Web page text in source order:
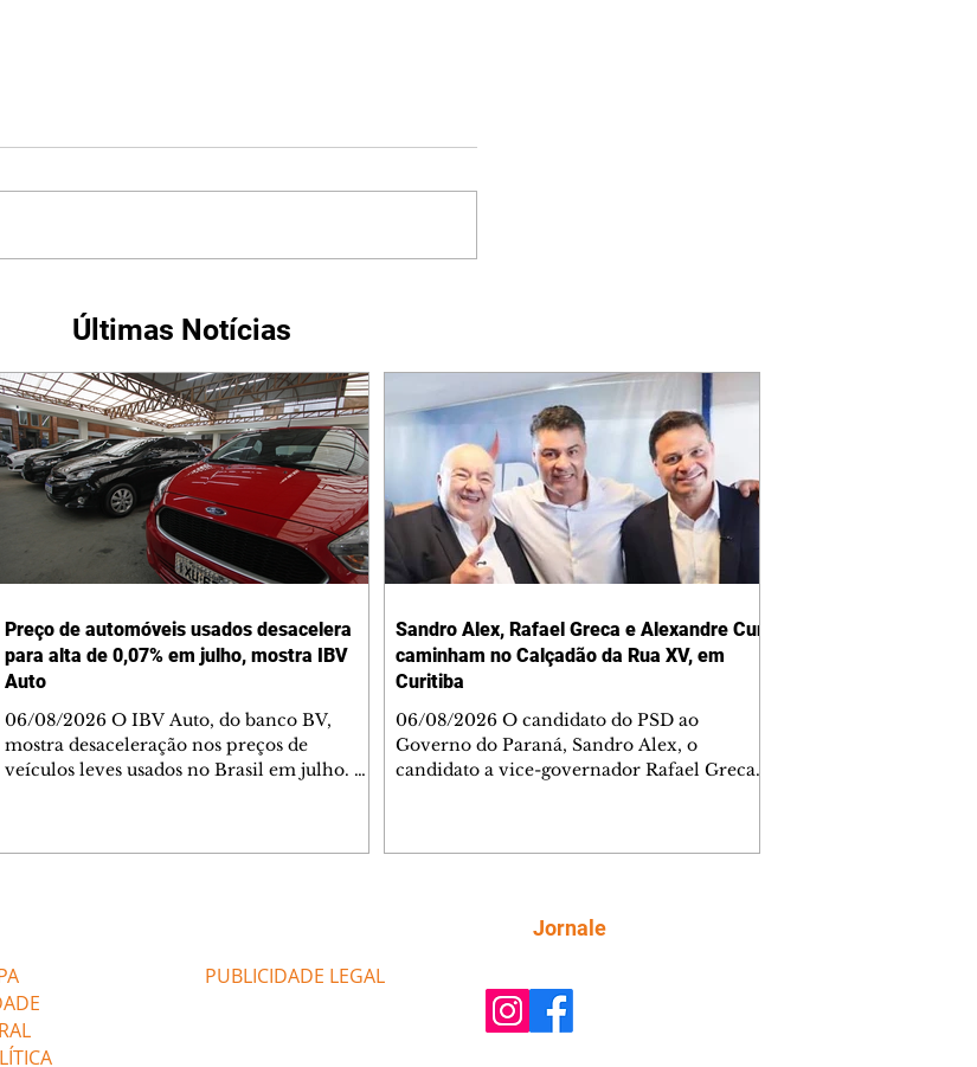
Últimas Notícias
Preço de automóveis usados desacelera
para alta de 0,07% em julho, mostra IBV
Auto
06/08/2026 O IBV Auto, do banco BV,
mostra desaceleração nos preços de
veículos leves usados no Brasil em julho. O
perdeu ritmo para 6,10%, ante 6,87%,
refletindo demanda mais moderada e
preços mais alinha
Sandro Alex, Rafael Greca e Alexandre Curi
caminham no Calçadão da Rua XV, em
Curitiba
06/08/2026 O candidato do PSD ao
Governo do Paraná, Sandro Alex, o
candidato a vice-governador Rafael Greca
Curitiba. Serviço: Data: 7 de agosto, sexta-
Curitiba - PR Foto: Redes Sociais/Facebook
PUBLICIDADE LEGAL
Jornale